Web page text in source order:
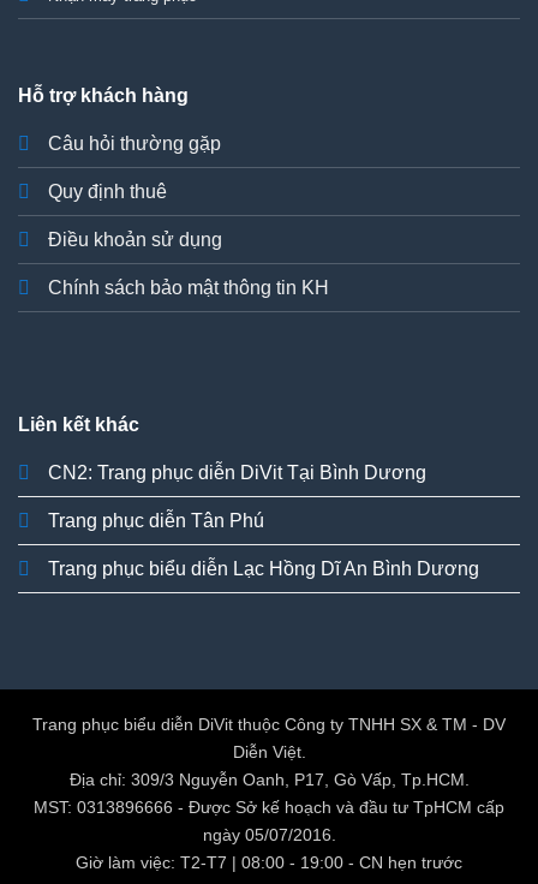
Hỗ trợ khách hàng
Câu hỏi thường gặp
Quy định thuê
Điều khoản sử dụng
Chính sách bảo mật thông tin KH
Liên kết khác
CN2: Trang phục diễn DiVit Tại Bình Dương
Trang phục diễn Tân Phú
Trang phục biểu diễn Lạc Hồng Dĩ An Bình Dương
Trang phục biểu diễn DiVit thuộc Công ty TNHH SX & TM - DV
Diễn Việt.
Địa chỉ: 309/3 Nguyễn Oanh, P17, Gò Vấp, Tp.HCM.
MST: 0313896666 - Được Sở kế hoạch và đầu tư TpHCM cấp
ngày 05/07/2016.
Giờ làm việc: T2-T7 | 08:00 - 19:00 - CN hẹn trước